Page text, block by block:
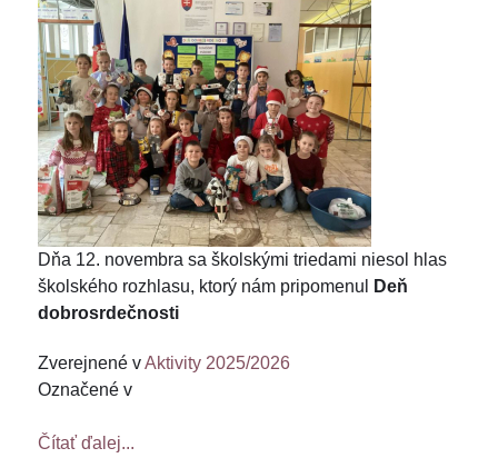
Dňa 12. novembra sa školskými triedami niesol hlas
školského rozhlasu, ktorý nám pripomenul
Deň
dobrosrdečnosti
Zverejnené vAktivity 2025/2026
Označené v
Čítať ďalej...